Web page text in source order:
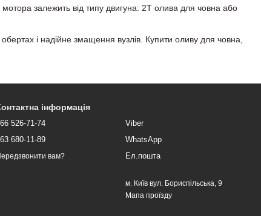
залежить від типу двигуна: 2Т олива для човна або
і надійне змащення вузлів. Купити оливу для човна,
інформація
526-71-74
680-11-89
вам?
Viber
WhatsApp
Ел.пошта
м. Київ вул. Бориспільська, 9
Мапа проїзду